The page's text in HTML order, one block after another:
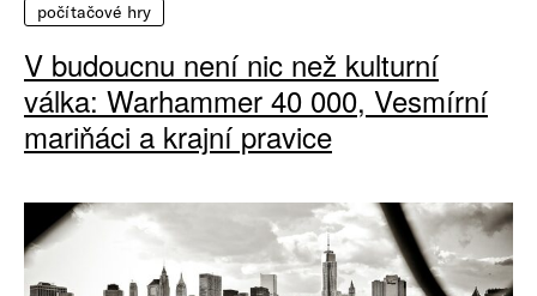
počítačové hry
V budoucnu není nic než kulturní
válka: Warhammer 40 000, Vesmírní
mariňáci a krajní pravice